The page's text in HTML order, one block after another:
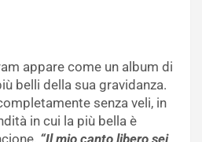
appare come un album di
belli della sua gravidanza.
senza veli, in
in cui la più bella è